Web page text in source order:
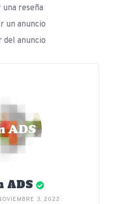
reseña
un anuncio
del anuncio
ADS
3, 2022